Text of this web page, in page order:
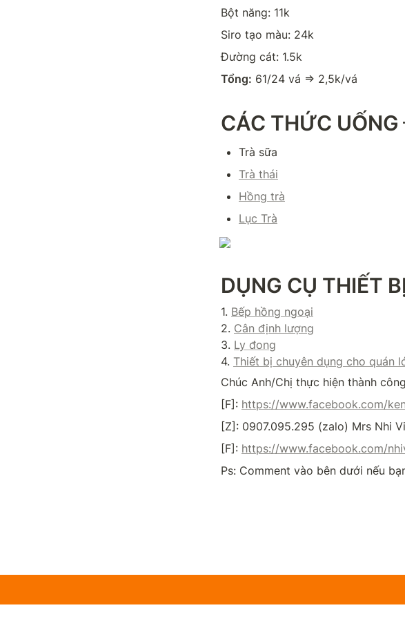
Bột năng: 11k
Siro tạo màu: 24k
Đường cát: 1.5k
Tổng: 61/24 vá => 2,5k/vá
CÁC THỨC UỐNG
Trà sữa
Trà thái
Hồng trà
Lục Trà
DỤNG CỤ THIẾT BỊ
1. Bếp hồng ngoại
2. Cân định lượng
3. Ly đong
4. Thiết bị chuyên dụng cho quán
Chúc Anh/Chị thực hiện thành
[F]: https://www.facebook.com/
[Z]: 0907.095.295 (zalo) Mrs Nhi
[F]: https://www.facebook.com/
Ps: Comment vào bên dưới nếu